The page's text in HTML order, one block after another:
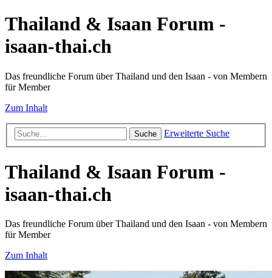
Thailand & Isaan Forum -
isaan-thai.ch
Das freundliche Forum über Thailand und den Isaan - von Membern
für Member
Zum Inhalt
Suche Erweiterte Suche
Thailand & Isaan Forum -
isaan-thai.ch
Das freundliche Forum über Thailand und den Isaan - von Membern
für Member
Zum Inhalt